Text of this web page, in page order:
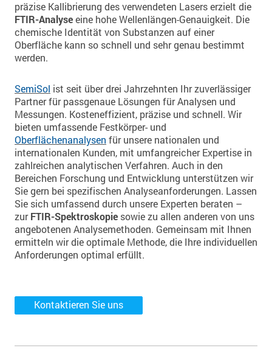
präzise Kallibrierung des verwendeten Lasers erzielt die
FTIR-Analyse eine hohe Wellenlängen-Genauigkeit. Die
chemische Identität von Substanzen auf einer
Oberfläche kann so schnell und sehr genau bestimmt
werden.
SemiSol ist seit über drei Jahrzehnten Ihr zuverlässiger
Partner für passgenaue Lösungen für Analysen und
Messungen. Kosteneffizient, präzise und schnell. Wir
bieten umfassende Festkörper- und
Oberflächenanalysen für unsere nationalen und
internationalen Kunden, mit umfangreicher Expertise in
zahlreichen analytischen Verfahren. Auch in den
Bereichen Forschung und Entwicklung unterstützen wir
Sie gern bei spezifischen Analyseanforderungen. Lassen
Sie sich umfassend durch unsere Experten beraten –
zur FTIR-Spektroskopie sowie zu allen anderen von uns
angebotenen Analysemethoden. Gemeinsam mit Ihnen
ermitteln wir die optimale Methode, die Ihre individuellen
Anforderungen optimal erfüllt.
Kontaktieren Sie uns